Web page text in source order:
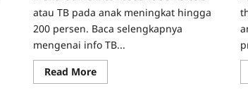
atau TB pada anak meningkat hingga
200 persen. Baca selengkapnya
mengenai info TB...
Read MoreRead
more